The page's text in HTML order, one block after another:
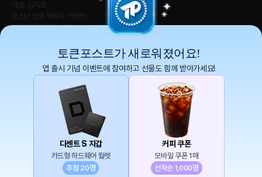
대표: 김지호
청소년 보호 책임자: 전영빈
사업자 등록번호: 232-88-00885
직업정보제공사업신고번호 : J1204020230009
토큰포스트(tokenpost)의 모든 컨텐츠는 저작권 법의 보호를 받는 바, 무단 전재, 복
Copyright ⓒ 2026 토큰포스트. All Rights Reserved.
토큰포스트가 새로워졌어요!
앱 출시 기념 이벤트에 참여하고 선물도 함께 받아가세요!
디센트 S 지갑
카드형 하드웨어 월렛
추첨 20명
커피 쿠폰
모바일 쿠폰 1매
선착순 1,000명